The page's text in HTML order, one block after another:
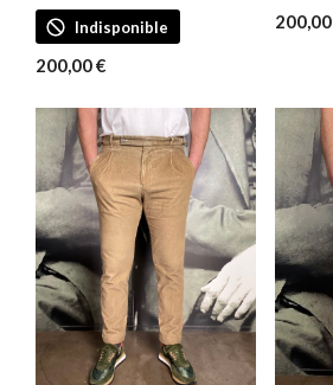
Indisponible
200,00€
200,00